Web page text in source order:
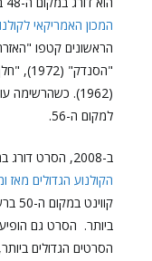
המכון האמריקאי
למקום ה-56.
ב-2008, הסרט דורג במקום הראשון (!)
הקולנוע הגדולים מאז
הסרטים הגדולים